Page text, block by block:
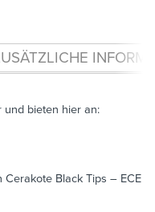
und bieten hier an:
Cerakote Black Tips – ECE